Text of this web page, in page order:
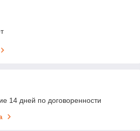
14 дней по договоренности